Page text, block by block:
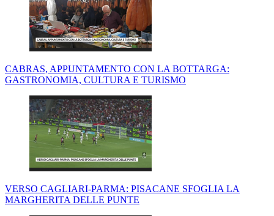
CABRAS, APPUNTAMENTO CON LA BOTTARGA:
GASTRONOMIA, CULTURA E TURISMO
VERSO CAGLIARI-PARMA: PISACANE SFOGLIA LA
MARGHERITA DELLE PUNTE